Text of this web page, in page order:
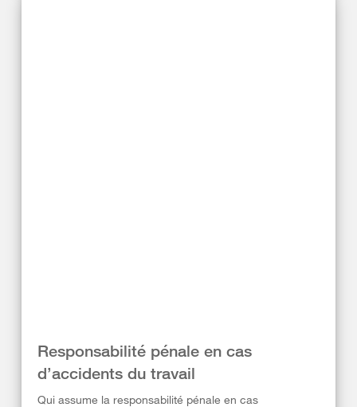
Responsabilité pénale en cas
d’accidents du travail
Qui assume la responsabilité pénale en cas